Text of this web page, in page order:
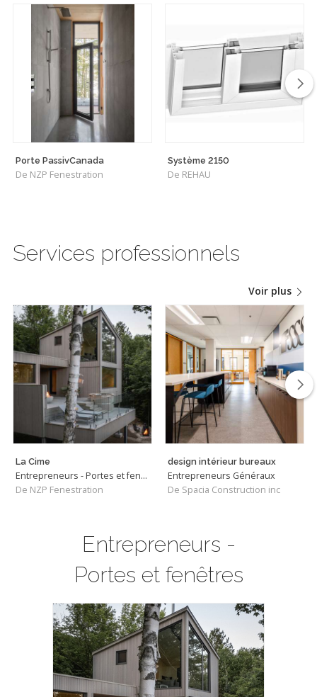
Porte PassivCanada
De NZP Fenestration
Système 2150
De REHAU
Services professionnels
Voir plus
La Cime
Entrepreneurs - Portes et fenêtres
De NZP Fenestration
design intérieur bureaux
Entrepreneurs Généraux
De Spacia Construction inc
Entrepreneurs -
Portes et fenêtres